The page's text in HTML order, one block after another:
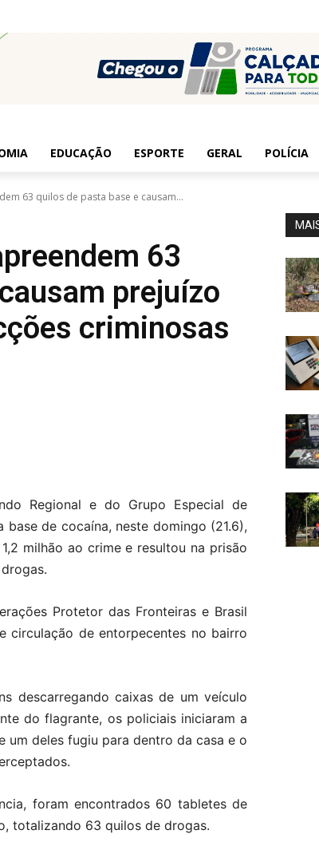
EDUCAÇÃO ESPORTE GERAL POLÍCIA
63 quilos de pasta base e causam...
63
prejuízo
criminosas
Regional e do Grupo Especial de
de cocaína, neste domingo (21.6),
milhão ao crime e resultou na prisão
Protetor das Fronteiras e Brasil
circulação de entorpecentes no bairro
descarregando caixas de um veículo
do flagrante, os policiais iniciaram a
um deles fugiu para dentro da casa e o
foram encontrados 60 tabletes de
totalizando 63 quilos de drogas.